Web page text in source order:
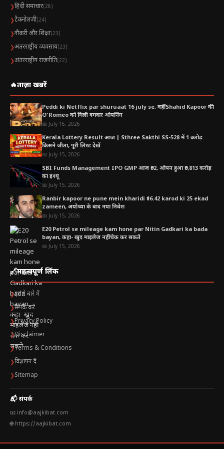
❯हिंदी समाचार(28)
❯टैकनोलजी(24)
❯नौकरी और शिक्षा(23)
❯अंतरराष्ट्रीय व्यवसाय(23)
❯अंतरराष्ट्रीय राजनीति(22)
🔥ताज़ा खबरें
Peddi ki Netflix par shuruaat 16 july se, वहीं Shahid Kapoor की
O’Romeo को मिली दमदार ओपनिंग
📅 July 16, 2026
Kerala Lottery Result आज | Sthree Sakthi SS-528 में 1 करोड़
किसने जीता, पूरी लिस्ट देखें
📅 July 15, 2026
SBI Funds Management IPO GMP आज ₹92, ओपन हुआ ₹9,813 करोड़
का इश्यू
📅 July 15, 2026
Ranbir kapoor ne pune mein kharidi ₹16.42 karod ki 25 ekad
zameen, अयोध्या के बाद नया निवेश
📅 July 15, 2026
E20 Petrol se mileage kam hone par Nitin Gadkari ka bada
bayan, कहा- खुद माइलेज नहीं चेक कर सकते
📅 July 15, 2026
🔗महत्वपूर्ण लिंक
❯हमारे बारे में
❯संपर्क करें
❯Privacy Policy
❯Disclaimer
❯Terms & Conditions
❯विज्ञापन दें
❯Sitemap
📬 संपर्क
📧 info@aajkibat.com
🌐 https://aajkibat.com